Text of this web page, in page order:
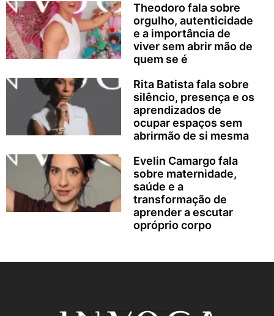
Theodoro fala sobre
orgulho, autenticidade
e a importância de
viver sem abrir mão de
quem se é
Rita Batista fala sobre
silêncio, presença e os
aprendizados de
ocupar espaços sem
abrirmão de si mesma
Evelin Camargo fala
sobre maternidade,
saúde e a
transformação de
aprender a escutar
opróprio corpo